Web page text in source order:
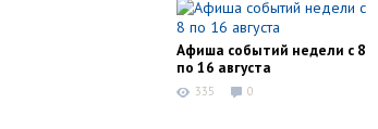
Афиша событий недели с 8
по 16 августа
335 0